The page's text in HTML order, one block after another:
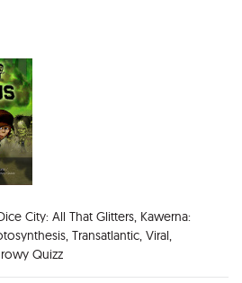
City: All That Glitters, Kawerna:
Transatlantic, Viral,
Quizz